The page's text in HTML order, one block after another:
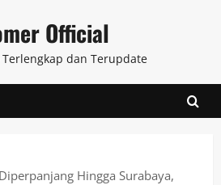
Official
dan Terupdate
Hingga Surabaya,